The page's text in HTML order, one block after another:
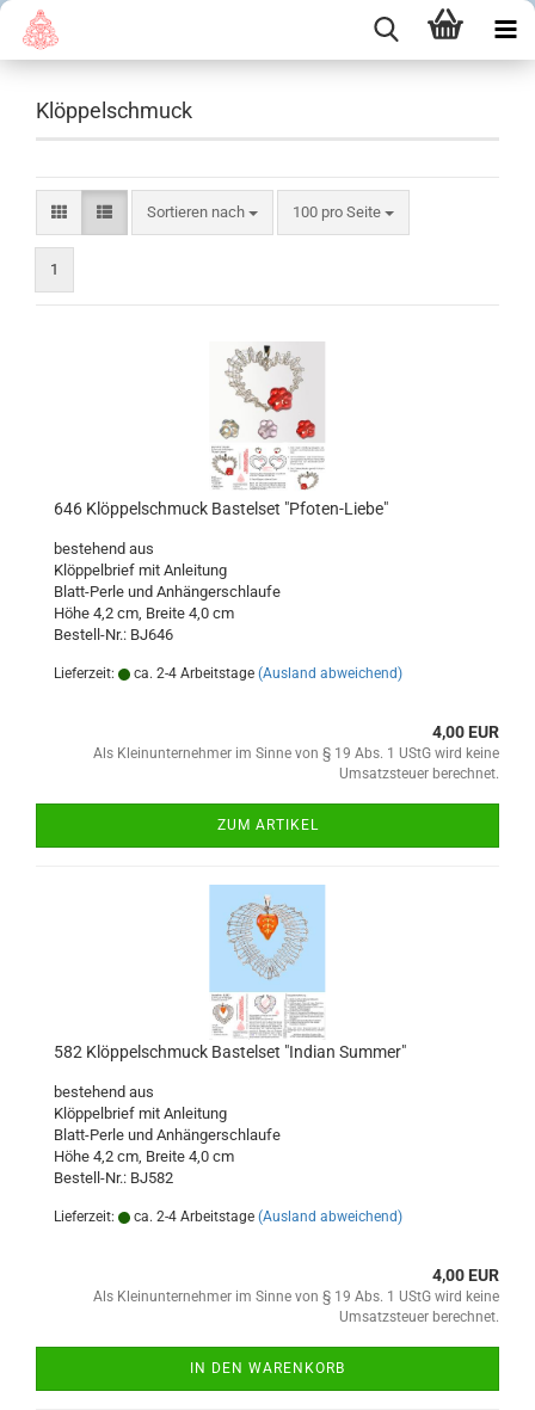
Klöppelschmuck
Sortieren nach
Sortieren nach 100 pro Seite
pro Seite
1
646 Klöppelschmuck Bastelset "Pfoten-Liebe"
bestehend aus
Klöppelbrief mit Anleitung
Blatt-Perle und Anhängerschlaufe
Höhe 4,2 cm, Breite 4,0 cm
Bestell-Nr.: BJ646
Lieferzeit: ca. 2-4 Arbeitstage (Ausland abweichend)
4,00 EUR
Als Kleinunternehmer im Sinne von § 19 Abs. 1 UStG wird keine
Umsatzsteuer berechnet.
ZUM ARTIKEL
582 Klöppelschmuck Bastelset "Indian Summer"
bestehend aus
Klöppelbrief mit Anleitung
Blatt-Perle und Anhängerschlaufe
Höhe 4,2 cm, Breite 4,0 cm
Bestell-Nr.: BJ582
Lieferzeit: ca. 2-4 Arbeitstage (Ausland abweichend)
4,00 EUR
Als Kleinunternehmer im Sinne von § 19 Abs. 1 UStG wird keine
Umsatzsteuer berechnet.
IN DEN WARENKORB